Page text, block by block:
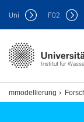
Institut für
Uni F02